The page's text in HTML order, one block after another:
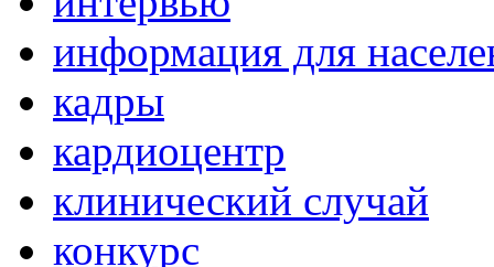
информация для
кадры
кардиоцентр
клинический случай
конкурс